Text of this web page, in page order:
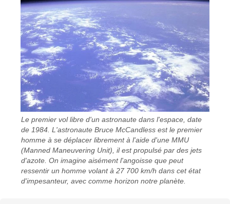
Le premier vol libre d'un astronaute dans l'espace, date
de 1984. L'astronaute Bruce McCandless est le premier
homme à se déplacer librement à l'aide d'une MMU
(Manned Maneuvering Unit), il est propulsé par des jets
d'azote. On imagine aisément l'angoisse que peut
ressentir un homme volant à 27 700 km/h dans cet état
d'impesanteur, avec comme horizon notre planète.